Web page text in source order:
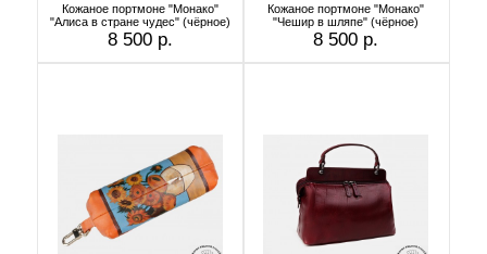
Кожаное портмоне "Монако"
"Алиса в стране чудес" (чёрное)
8 500 р.
Кожаное портмоне "Монако"
"Чешир в шляпе" (чёрное)
8 500 р.